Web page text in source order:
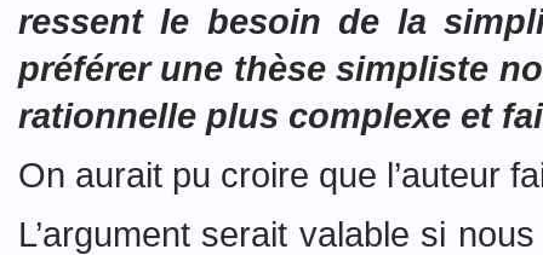
ressent le besoin de la
préférer une thèse simpliste
rationnelle plus complexe et
On aurait pu croire que l’auteur
L’argument serait valable si